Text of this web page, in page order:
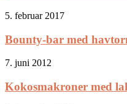
5. februar 2017
Bounty-bar med
7. juni 2012
Kokosmakroner med